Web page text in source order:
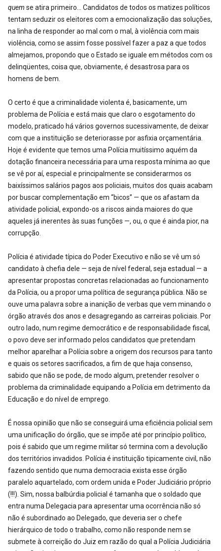
quem se atira primeiro… Candidatos de todos os matizes políticos
tentam seduzir os eleitores com a emocionalização das soluções,
na linha de responder ao mal com o mal, à violência com mais
violência, como se assim fosse possível fazer a paz a que todos
almejamos, propondo que o Estado se iguale em métodos com os
delinqüentes, coisa que, obviamente, é desastrosa para os
homens de bem.
O certo é que a criminalidade violenta é, basicamente, um
problema de Polícia e está mais que claro o esgotamento do
modelo, praticado há vários governos sucessivamente, de deixar
com que a instituição se deteriorasse por asfixia orçamentária.
Hoje é evidente que temos uma Polícia muitíssimo aquém da
dotação financeira necessária para uma resposta mínima ao que
se vê por aí, especial e principalmente se considerarmos os
baixíssimos salários pagos aos policiais, muitos dos quais acabam
por buscar complementação em “bicos” — que os afastam da
atividade policial, expondo-os a riscos ainda maiores do que
aqueles já inerentes às suas funções —, ou, o que é ainda pior, na
corrupção.
Polícia é atividade típica do Poder Executivo e não se vê um só
candidato à chefia dele — seja de nível federal, seja estadual — a
apresentar propostas concretas relacionadas ao funcionamento
da Polícia, ou a propor uma política de segurança pública. Não se
ouve uma palavra sobre a inanição de verbas que vem minando o
órgão através dos anos e desagregando as carreiras policiais. Por
outro lado, num regime democrático e de responsabilidade fiscal,
o povo deve ser informado pelos candidatos que pretendam
melhor aparelhar a Polícia sobre a origem dos recursos para tanto
e quais os setores sacrificados, a fim de que haja consenso,
sabido que não se pode, de modo algum, pretender resolver o
problema da criminalidade equipando a Polícia em detrimento da
Educação e do nível de emprego.
É nossa opinião que não se conseguirá uma eficiência policial sem
uma unificação do órgão, que se impõe até por princípio político,
pois é sabido que um regime militar só termina com a devolução
dos territórios invadidos. Polícia é instituição tipicamente civil, não
fazendo sentido que numa democracia exista esse órgão
paralelo aquartelado, com ordem unida e Poder Judiciário próprio
(!!!). Sim, nossa balbúrdia policial é tamanha que o soldado que
entra numa Delegacia para apresentar uma ocorrência não só
não é subordinado ao Delegado, que deveria ser o chefe
hierárquico de todo o trabalho, como não responde nem se
submete à correição do Juiz em razão do qual a Polícia Judiciária